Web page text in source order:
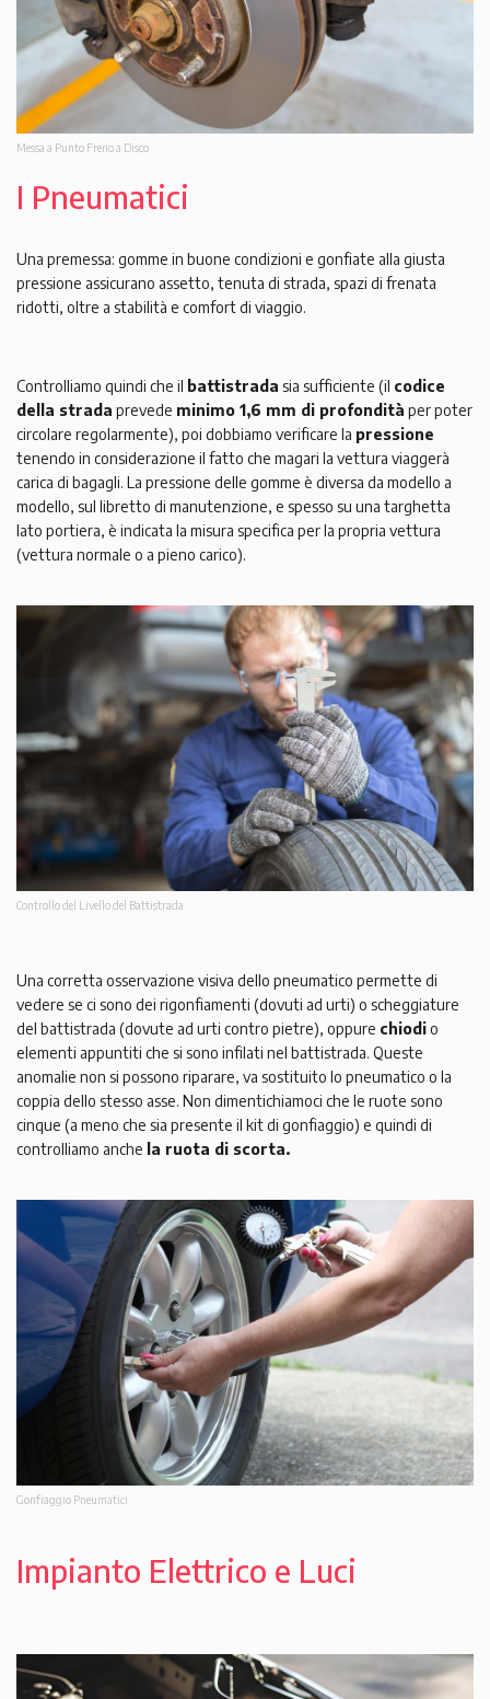
Messa a Punto Freno a Disco
I Pneumatici
Una premessa: gomme in buone condizioni e gonfiate alla giusta
pressione assicurano assetto, tenuta di strada, spazi di frenata
ridotti, oltre a stabilità e comfort di viaggio.
Controlliamo quindi che il battistrada sia sufficiente (il codice
della strada prevede minimo 1,6 mm di profondità per poter
circolare regolarmente), poi dobbiamo verificare la pressione
tenendo in considerazione il fatto che magari la vettura viaggerà
carica di bagagli. La pressione delle gomme è diversa da modello a
modello, sul libretto di manutenzione, e spesso su una targhetta
lato portiera, è indicata la misura specifica per la propria vettura
(vettura normale o a pieno carico).
Controllo del Livello del Battistrada
Una corretta osservazione visiva dello pneumatico permette di
vedere se ci sono dei rigonfiamenti (dovuti ad urti) o scheggiature
del battistrada (dovute ad urti contro pietre), oppure chiodio
elementi appuntiti che si sono infilati nel battistrada. Queste
anomalie non si possono riparare, va sostituito lo pneumatico o la
coppia dello stesso asse. Non dimentichiamoci che le ruote sono
cinque (a meno che sia presente il kit di gonfiaggio) e quindi di
controlliamo anche la ruota di scorta.
Gonfiaggio Pneumatici
Impianto Elettrico e Luci